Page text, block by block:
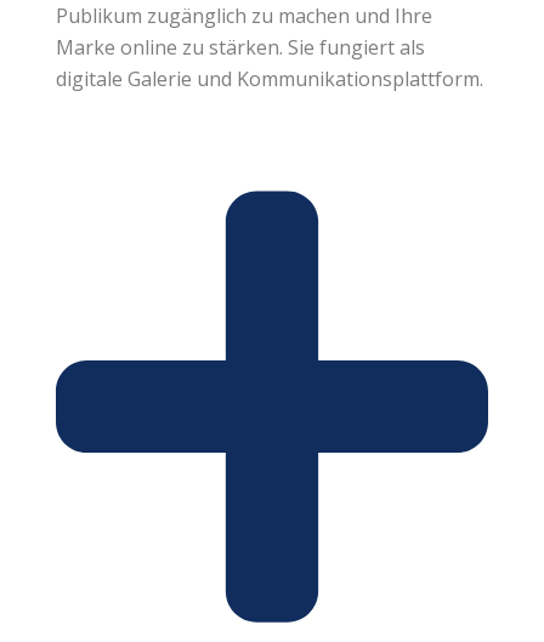
Publikum zugänglich zu machen und Ihre
Marke online zu stärken. Sie fungiert als
digitale Galerie und Kommunikationsplattform.